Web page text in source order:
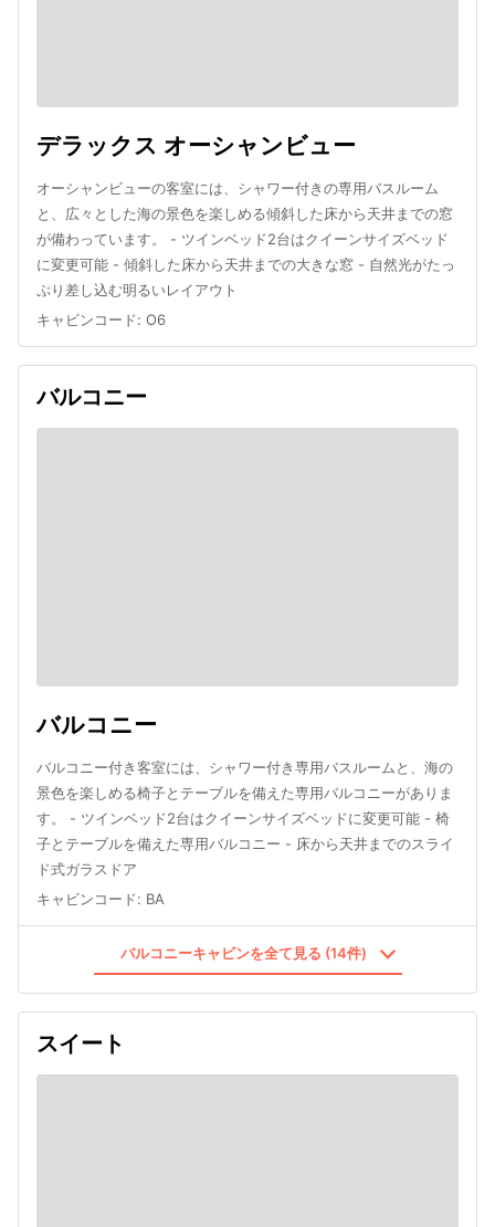
デラックス オーシャンビュー
オーシャンビューの客室には、シャワー付きの専用バスルーム
と、広々とした海の景色を楽しめる傾斜した床から天井までの窓
が備わっています。 - ツインベッド2台はクイーンサイズベッド
に変更可能 - 傾斜した床から天井までの大きな窓 - 自然光がたっ
ぷり差し込む明るいレイアウト
キャビンコード: O6
バルコニー
バルコニー
バルコニー付き客室には、シャワー付き専用バスルームと、海の
景色を楽しめる椅子とテーブルを備えた専用バルコニーがありま
す。 - ツインベッド2台はクイーンサイズベッドに変更可能 - 椅
子とテーブルを備えた専用バルコニー - 床から天井までのスライ
ド式ガラスドア
キャビンコード: BA
バルコニーキャビンを全て見る (14件)
スイート